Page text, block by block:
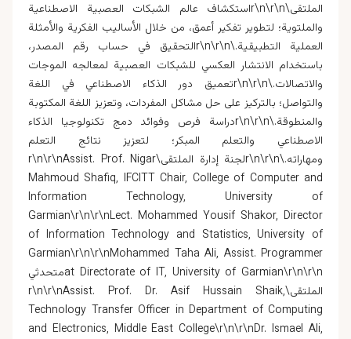
الملتقی\r\n\r\nاستكشاف عالم الشبكات العصبية الاصطناعية
والملتوية؛ لتطوير تفكير أعمق، من خلال الأساليب الفكرية والأمثلة
العملية التطبيقية.\r\n\r\nالتحقيق في حساب رقم المصدر،
باستخدام الانتشار العكسي للشبكات العصبية لمعالجه‌ الموجات
والاتصالات.\r\n\r\nتعميق دور الذكاء الاصطناعي في اللغة
والتواصل؛ بالتركيز على حل مشاكل المفردات، وتعزيز اللغة المكتوبة
والمنطوقة.\r\n\r\nدراسة فرص وفوائد دمج تكنولوجيا الذكاء
الاصطناعي والتعلم المبكر؛ لتعزيز نتائج التعلم
ومهاراته.\r\n\r\nلجنة إدارة الملتقی\r\n\r\nAssist. Prof.
Nigar
Mahmoud Shafiq, IFCITT Chair, College of Computer and
Information Technology, University of
Garmian\r\n\r\nLect. Mohammed Yousif Shakor, Director
of Information Technology and Statistics, University of
Garmian\r\n\r\nMohammed Taha Ali, Assist. Programmer
at Directorate of IT, University of Garmian\r\n\r\nمتحدثي
الملتقى\r\n\r\nAssist. Prof. Dr.Asif Hussain Shaik,
Technology Transfer Officer in Department of Computing
and Electronics, Middle East College\r\n\r\nDr.Ismael Ali,